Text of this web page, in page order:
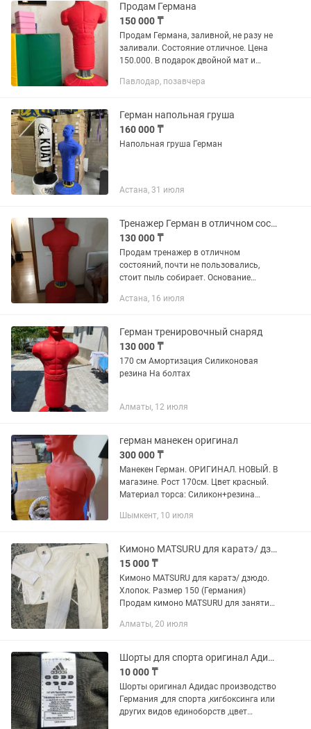
Продам Германа
150 000 ₸
Продам Германа, заливной, не разу не
заливали. Состояние отличное. Цена
150.000. В подарок двойной мат и
Павлодар, позавчера
Герман напольная груша
160 000 ₸
Напольная груша Герман
Астана, 31 июля
Тренажер Герман в отличном состоянии.
130 000 ₸
Продам тренажер в отличном
состояний, почти не пользовались,
стоит пыль собирает. Основание
Кунаева 14/2.
Астана, 16 июля
Герман тренировочный снаряд
130 000 ₸
170 см Амортизация Силиконовая
резина На болтах
Алматы, 12 июля
герман манекен оригинал
300 000 ₸
Манекен Герман. ОРИГИНАЛ. НОВЫЙ. В
магазине. Рост 170см. Цвет красный.
Материал торса: Силикон+резина
Идеальный тренажер для отработки
Шымкент, 10 июля
Кимоно MATSURU для каратэ/ дзюдо. Хлопок. Размер 150 (Германия)
15 000 ₸
Кимоно MATSURU для каратэ/ дзюдо.
Хлопок. Размер 150 (Германия)
Продам кимоно MATSURU для занятий
Германия - Для: Карате, Дзюдо, Айкидо
Алматы, 20 июля
Шорты для спорта оригинал Адидас
10 000 ₸
Шорты оригинал Адидас производство
Германия ,для спорта ,кигбоксинга или
других видов единоборств ,цвет